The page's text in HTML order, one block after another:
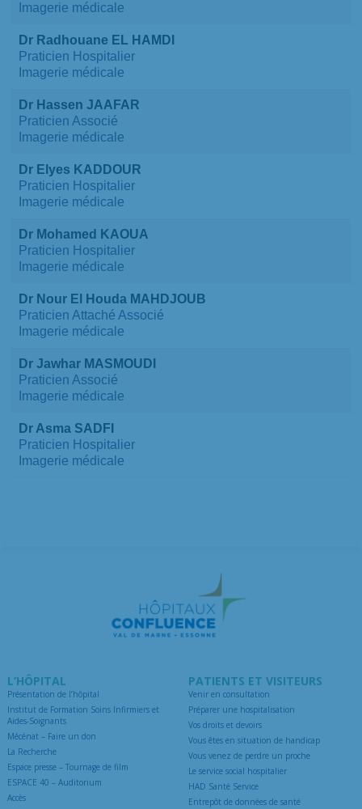
Imagerie médicale
Dr Radhouane EL HAMDI
Praticien Hospitalier
Imagerie médicale
Dr Hassen JAAFAR
Praticien Associé
Imagerie médicale
Dr Elyes KADDOUR
Praticien Hospitalier
Imagerie médicale
Dr Mohamed KAOUA
Praticien Hospitalier
Imagerie médicale
Dr Nour El Houda MAHDJOUB
Praticien Attaché Associé
Imagerie médicale
Dr Jawhar MASMOUDI
Praticien Associé
Imagerie médicale
Dr Asma SADFI
Praticien Hospitalier
Imagerie médicale
L’HÔPITAL
Présentation de l’hôpital
Institut de Formation Soins Infirmiers et
Aides-Soignants
Mécénat – Faire un don
La Recherche
Espace presse – Tournage de film
ESPACE 40 – Auditorium
Accès
PATIENTS ET VISITEURS
Venir en consultation
Préparer une hospitalisation
Vos droits et devoirs
Vous êtes en situation de handicap
Vous venez de perdre un proche
Le service social hospitalier
HAD Santé Service
Entrepôt de données de santé